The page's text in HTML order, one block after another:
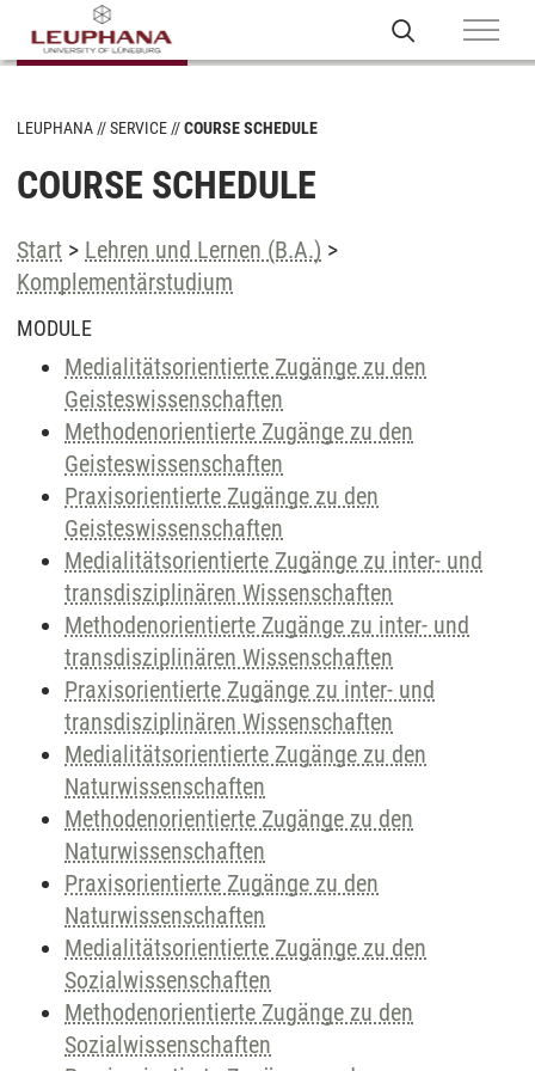
LEUPHANA SERVICE COURSE SCHEDULE
COURSE SCHEDULE
Start > Lehren und Lernen (B.A.) >
Komplementärstudium
MODULE
Medialitätsorientierte Zugänge zu den
Geisteswissenschaften
Methodenorientierte Zugänge zu den
Geisteswissenschaften
Praxisorientierte Zugänge zu den
Geisteswissenschaften
Medialitätsorientierte Zugänge zu inter- und
transdisziplinären Wissenschaften
Methodenorientierte Zugänge zu inter- und
transdisziplinären Wissenschaften
Praxisorientierte Zugänge zu inter- und
transdisziplinären Wissenschaften
Medialitätsorientierte Zugänge zu den
Naturwissenschaften
Methodenorientierte Zugänge zu den
Naturwissenschaften
Praxisorientierte Zugänge zu den
Naturwissenschaften
Medialitätsorientierte Zugänge zu den
Sozialwissenschaften
Methodenorientierte Zugänge zu den
Sozialwissenschaften